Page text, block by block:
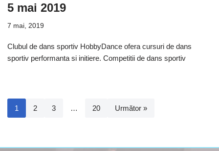
5 mai 2019
7 mai, 2019
Clubul de dans sportiv HobbyDance ofera cursuri de dans
sportiv performanta si initiere. Competitii de dans sportiv
1 2 3 … 20 Următor »